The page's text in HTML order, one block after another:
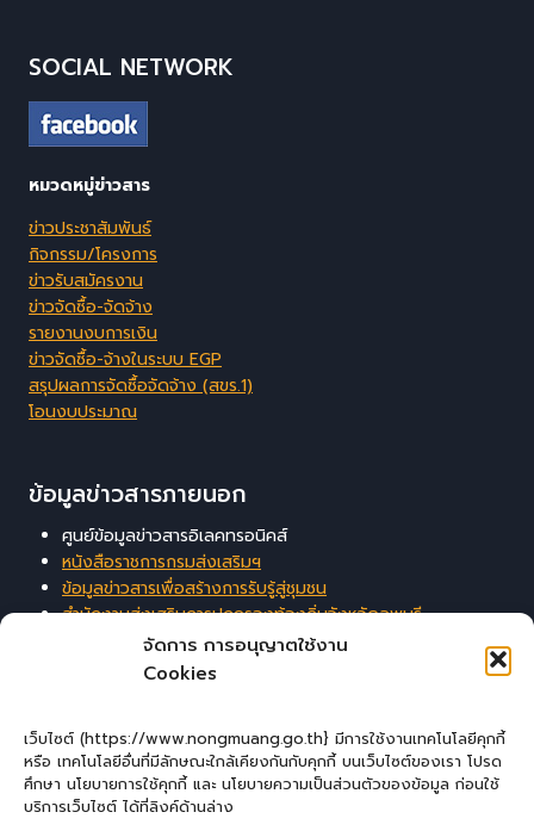
จัดการ การอนุญาตใช้งาน
Cookies
เว็บไซต์ (https://www.nongmuang.go.th} มีการใช้งานเทคโนโลยีคุกกี้
หรือ เทคโนโลยีอื่นที่มีลักษณะใกล้เคียงกันกับคุกกี้ บนเว็บไซต์ของเรา โปรด
ศึกษา นโยบายการใช้คุกกี้ และ นโยบายความเป็นส่วนตัวของข้อมูล ก่อนใช้
บริการเว็บไซต์ ได้ที่ลิงค์ด้านล่าง
SOCIAL NETWORK
หมวดหมู่ข่าวสาร
ข่าวประชาสัมพันธ์
กิจกรรม/โครงการ
ข่าวรับสมัครงาน
ข่าวจัดซื้อ-จัดจ้าง
รายงานงบการเงิน
ข่าวจัดซื้อ-จ้างในระบบ EGP
สรุปผลการจัดซื้อจัดจ้าง (สขร.1)
โอนงบประมาณ
ข้อมูลข่าวสารภายนอก
ศูนย์ข้อมูลข่าวสารอิเลคทรอนิคส์
หนังสือราชการกรมส่งเสริมฯ
ข้อมูลข่าวสารเพื่อสร้างการรับรู้สู่ชุมชน
สำนักงานส่งเสริมการปกครองท้องถิ่นจังหวัดลพบุรี
ระบบสารสนเทศสนับสนุนการบริหารจัดการของ อปท.
ผู้เยี่ยมชมเว็บไซต์
ผู้เยี่ยมชม : 1
Login